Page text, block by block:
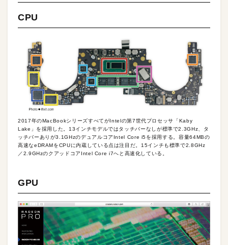
CPU
2017年のMacBookシリーズすべてがIntelの第7世代プロセッサ「Kaby
Lake」を採用した。13インチモデルではタッチバーなしが標準で2.3GHz、タ
ッチバーありが3.1GHzのデュアルコアIntel Core i5を採用する。容量64MBの
高速なeDRAMをCPUに内蔵している点は注目だ。15インチも標準で2.8GHz
／2.9GHzのクアッドコアIntel Core i7へと高速化している。
GPU